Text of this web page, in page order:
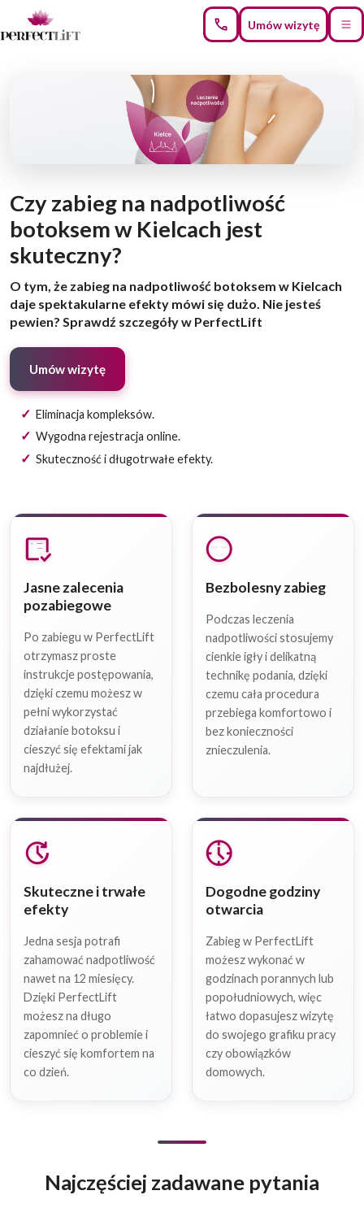
Umów wizytę
Czy zabieg na nadpotliwość
botoksem w Kielcach jest
skuteczny?
O tym, że zabieg na nadpotliwość botoksem w Kielcach
daje spektakularne efekty mówi się dużo. Nie jesteś
pewien? Sprawdź szczegóły w PerfectLift
Umów wizytę
Eliminacja kompleksów.
Wygodna rejestracja online.
Skuteczność i długotrwałe efekty.
list_alt_check
Jasne zalecenia
pozabiegowe
Po zabiegu w PerfectLift
otrzymasz proste
instrukcje postępowania,
dzięki czemu możesz w
pełni wykorzystać
działanie botoksu i
cieszyć się efektami jak
najdłużej.
sentiment_calm
Bezbolesny zabieg
Podczas leczenia
nadpotliwości stosujemy
cienkie igły i delikatną
technikę podania, dzięki
czemu cała procedura
przebiega komfortowo i
bez konieczności
znieczulenia.
update
Skuteczne i trwałe
efekty
Jedna sesja potrafi
zahamować nadpotliwość
nawet na 12 miesięcy.
Dzięki PerfectLift
możesz na długo
zapomnieć o problemie i
cieszyć się komfortem na
co dzień.
nest_clock_farsight_analog
Dogodne godziny
otwarcia
Zabieg w PerfectLift
możesz wykonać w
godzinach porannych lub
popołudniowych, więc
łatwo dopasujesz wizytę
do swojego grafiku pracy
czy obowiązków
domowych.
Najczęściej zadawane pytania